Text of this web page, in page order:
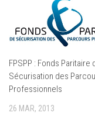
FPSPP : Fonds Paritaire
Sécurisation des
Professionnels
26 MAR, 2013